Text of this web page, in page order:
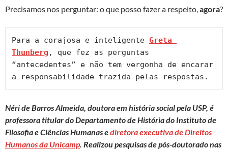
Precisamos nos perguntar: o que posso fazer a respeito,agora?
Para a corajosa e inteligente Greta
Thunberg , que fez as perguntas
“antecedentes” e não tem vergonha de encarar
a responsabilidade trazida pelas respostas.
Néri de Barros Almeida, doutora em história social pela USP, é
professora titular do Departamento de História do Instituto de
Filosofia e Ciências Humanas ediretora executiva de Direitos
Humanos da Unicamp. Realizou pesquisas de pós-doutorado nas